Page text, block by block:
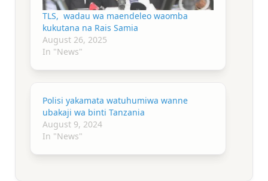
TLS, wadau wa maendeleo waomba
kukutana na Rais Samia
August 26, 2025
In "News"
Polisi yakamata watuhumiwa wanne
ubakaji wa binti Tanzania
August 9, 2024
In "News"